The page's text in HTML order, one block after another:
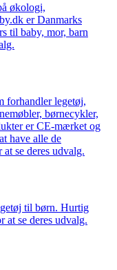
økologi,
er Danmarks
til baby, mor, barn
forhandler legetøj,
børnecykler,
er CE-mærket og
have alle de
se deres udvalg.
til børn. Hurtig
at se deres udvalg.